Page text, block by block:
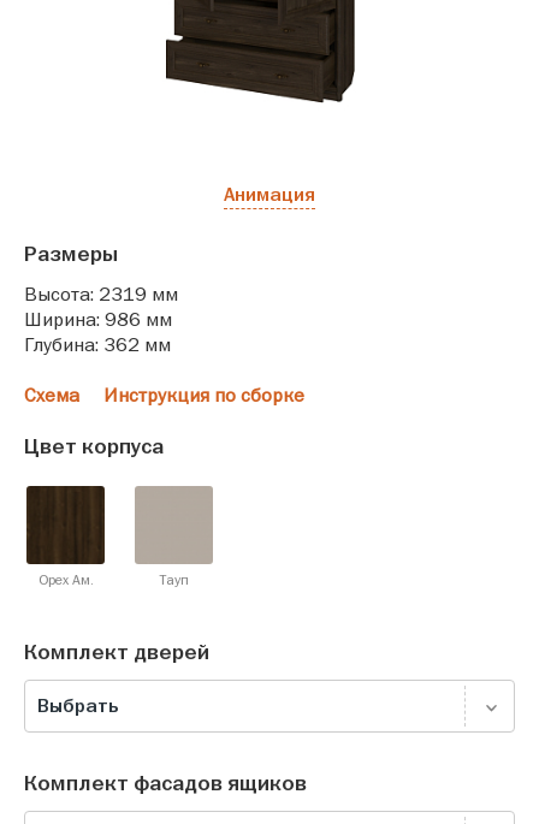
Анимация
Размеры
Высота: 2319 мм
Ширина: 986 мм
Глубина: 362 мм
Схема Инструкция по сборке
Цвет корпуса
Орех Ам. Тауп
Комплект дверей
Выбрать
Комплект фасадов ящиков